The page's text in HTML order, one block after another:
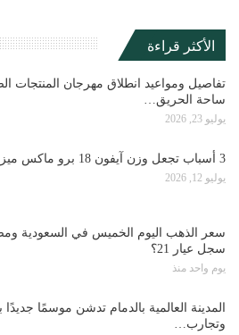
الأكثر قراءة
تفاصيل ومواعيد انطلاق مهرجان المنتجات
ساحة الحريق…
يوليو 23, 2026
3 أسباب تجعل وزن آيفون 18 برو ماكس ميزة لا عيبًا
يوليو 12, 2026
سعر الذهب اليوم الخميس في السعودية
سجل عيار 21؟
يوم واحد منذ
وتجارب…